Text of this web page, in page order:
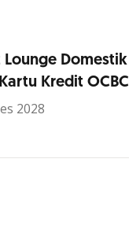
Domestik
Kredit OCBC
2028